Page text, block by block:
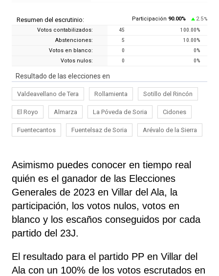
Resumen del escrutinio: Participación 90.00% 2.5 %
Votos contabilizados: 45 100.00%
Abstenciones: 5 10.00%
Votos en blanco: 0 0%
Votos nulos: 0 0%
Resultado de las elecciones en
Valdeavellano de Tera Rollamienta Sotillo del Rincón
El Royo Almarza La Póveda de Soria Cidones
Fuentecantos Fuentelsaz de Soria Arévalo de la Sierra
Asimismo puedes conocer en tiempo real
quién es el ganador de las Elecciones
Generales de 2023 en Villar del Ala, la
participación, los votos nulos, votos en
blanco y los escaños conseguidos por cada
partido del 23J.
El resultado para el partido PP en Villar del
Ala con un 100% de los votos escrutados en